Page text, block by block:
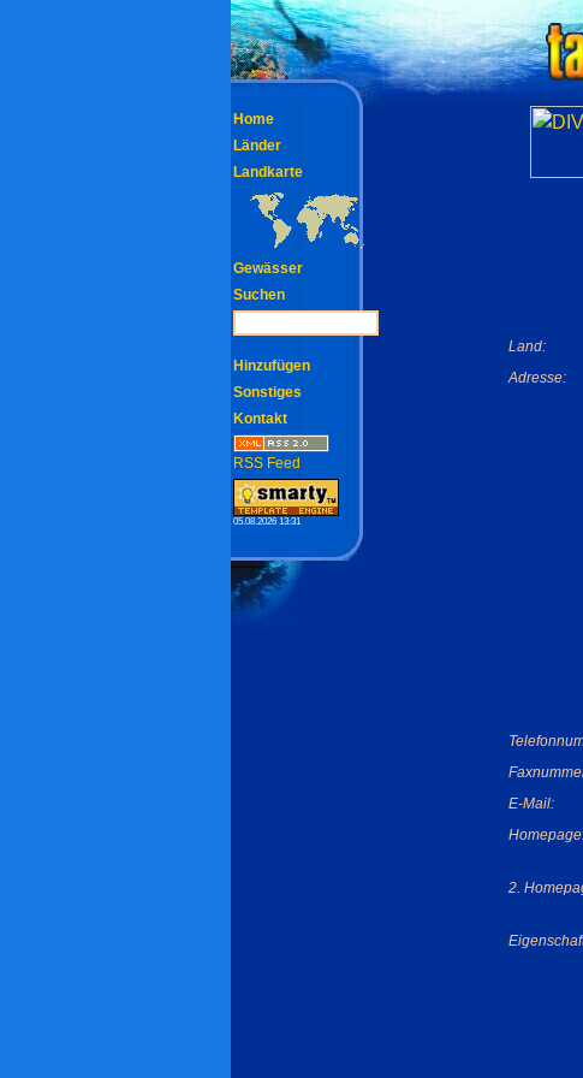
Land:
Adresse:
E-Mail:
2.
Home
Länder
Landkarte
Gewässer
Suchen
Hinzufügen
Sonstiges
Kontakt
RSS Feed
05.08.2026 13:31